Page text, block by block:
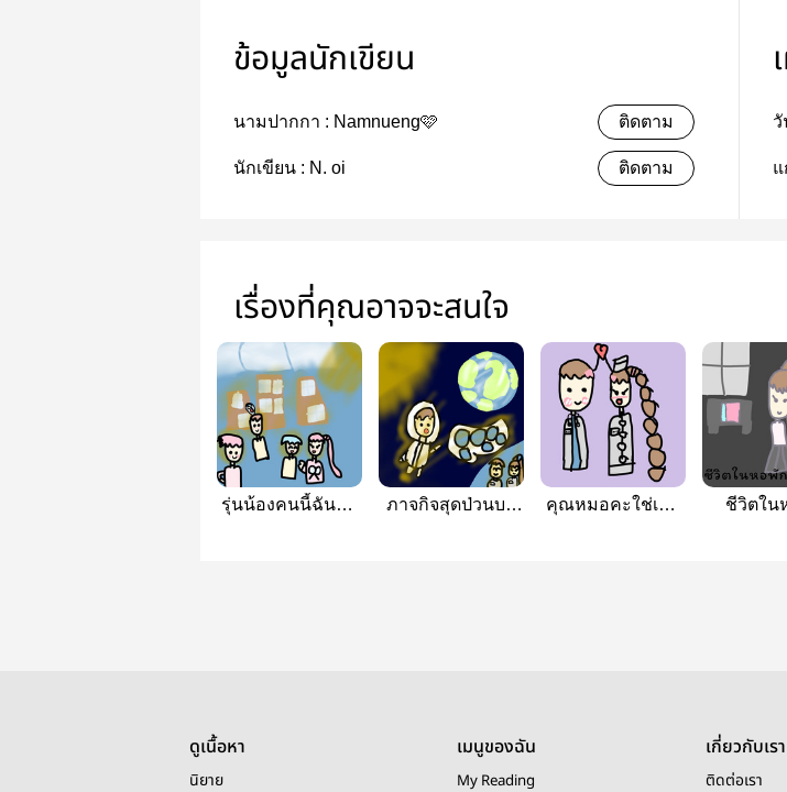
ข้อมูลนักเขียน
นามปากกา : Namnueng🩷 ติดตาม
นักเขียน : N. oi ติดตาม
วั
แ
เรื่องที่คุณอาจจะสนใจ
รุ่นน้องคนนี้ฉันขอ
ภาจกิจสุดป่วนบน
คุณหมอคะใช่เนื้อ
ชีวิตใน
ดูเนื้อหา
นิยาย
เมนูของฉัน
My Reading
เกี่ยวกับเรา
ติดต่อเรา